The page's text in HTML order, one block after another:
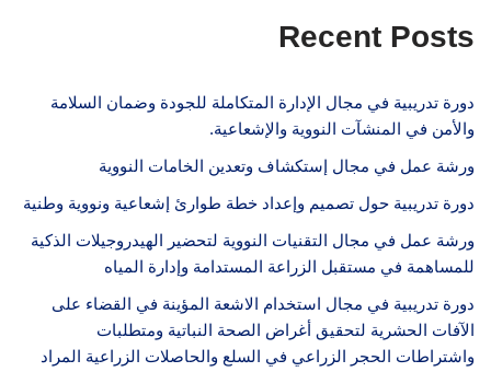
Recent Posts
دورة تدريبية في مجال الإدارة المتكاملة للجودة وضمان السلامة
والأمن في المنشآت النووية والإشعاعية.
ورشة عمل في مجال إستكشاف وتعدين الخامات النووية
دورة تدريبية حول تصميم وإعداد خطة طوارئ إشعاعية ونووية وطنية
ورشة عمل في مجال التقنيات النووية لتحضير الهيدروجيلات الذكية
للمساهمة في مستقبل الزراعة المستدامة وإدارة المياه
دورة تدريبية في مجال استخدام الاشعة المؤينة في القضاء على
الآفات الحشرية لتحقيق أغراض الصحة النباتية ومتطلبات
واشتراطات الحجر الزراعي في السلع والحاصلات الزراعية المراد